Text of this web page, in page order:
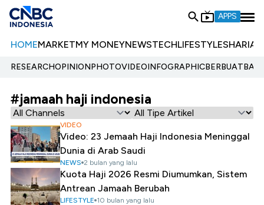
APPS
HOMEMARKETMY MONEYNEWSTECHLIFESTYLESHARIA
RESEARCHOPINIONPHOTOVIDEOINFOGRAPHIC
#jamaah haji indonesia
VIDEO
Video: 23 Jemaah Haji Indonesia Meninggal
Dunia di Arab Saudi
NEWS 2 bulan yang lalu
Kuota Haji 2026 Resmi Diumumkan, Sistem
Antrean Jamaah Berubah
LIFESTYLE 10 bulan yang lalu